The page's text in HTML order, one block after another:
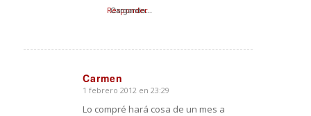
Cargando...
Responder
Carmen
Dice:
1 febrero 2012 en 23:29
Lo compré hará cosa de un mes a